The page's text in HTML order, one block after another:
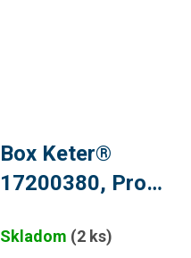
Box Keter®
17200380, Pro
56x35x16 cm, na
Skladom (2 ks)